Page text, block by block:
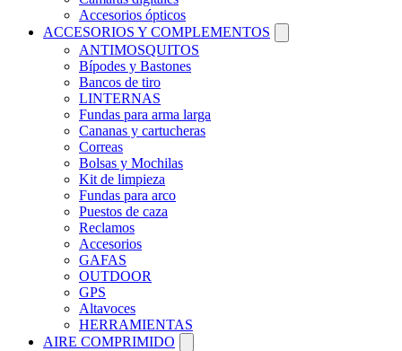
Accesorios ópticos
ACCESORIOS Y COMPLEMENTOS
ANTIMOSQUITOS
Bípodes y Bastones
Bancos de tiro
LINTERNAS
Fundas para arma larga
Cananas y cartucheras
Correas
Bolsas y Mochilas
Kit de limpieza
Fundas para arco
Puestos de caza
Reclamos
Accesorios
GAFAS
OUTDOOR
GPS
Altavoces
HERRAMIENTAS
AIRE COMPRIMIDO